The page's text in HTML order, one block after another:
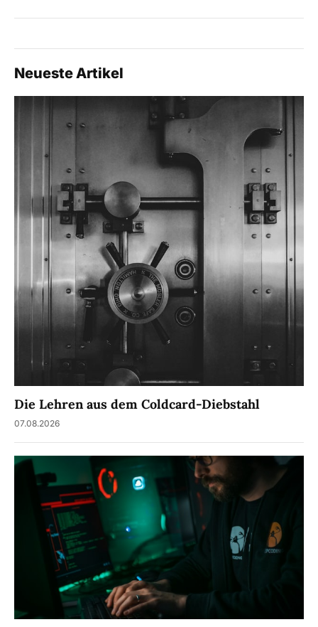
Neueste Artikel
Die Lehren aus dem Coldcard-Diebstahl
07.08.2026